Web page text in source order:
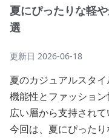
夏にぴったりな軽
選
更新日 2026-06-18
夏のカジュアルスタイ
機能性とファッショ
広い層から支持されて
今回は、夏にぴった